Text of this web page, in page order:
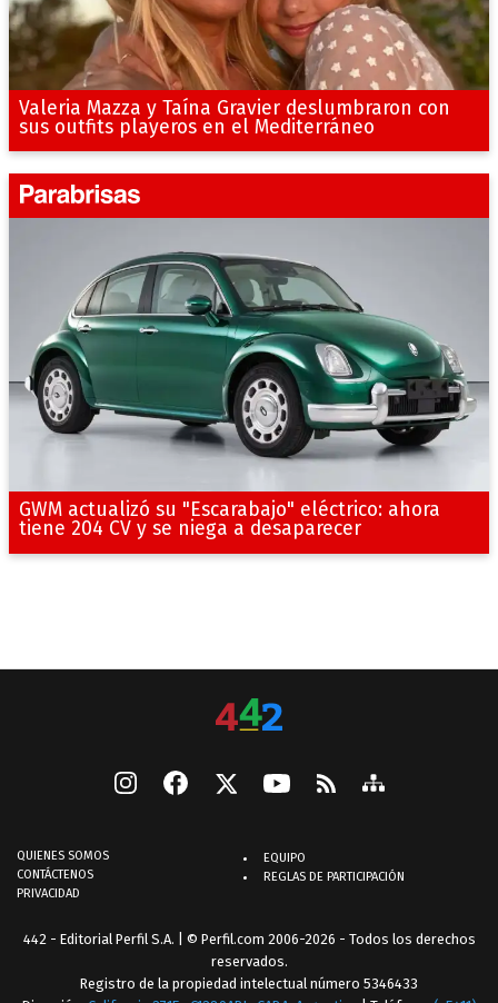
Valeria Mazza y Taína Gravier deslumbraron con
sus outfits playeros en el Mediterráneo
GWM actualizó su "Escarabajo" eléctrico: ahora
tiene 204 CV y se niega a desaparecer
QUIENES SOMOS
CONTÁCTENOS
PRIVACIDAD
EQUIPO
REGLAS DE PARTICIPACIÓN
442 - Editorial Perfil S.A. | © Perfil.com 2006-2026 - Todos los derechos
reservados.
Registro de la propiedad intelectual número 5346433